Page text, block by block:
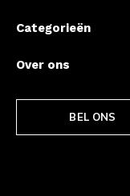
Categorieën
Over ons
BEL ONS